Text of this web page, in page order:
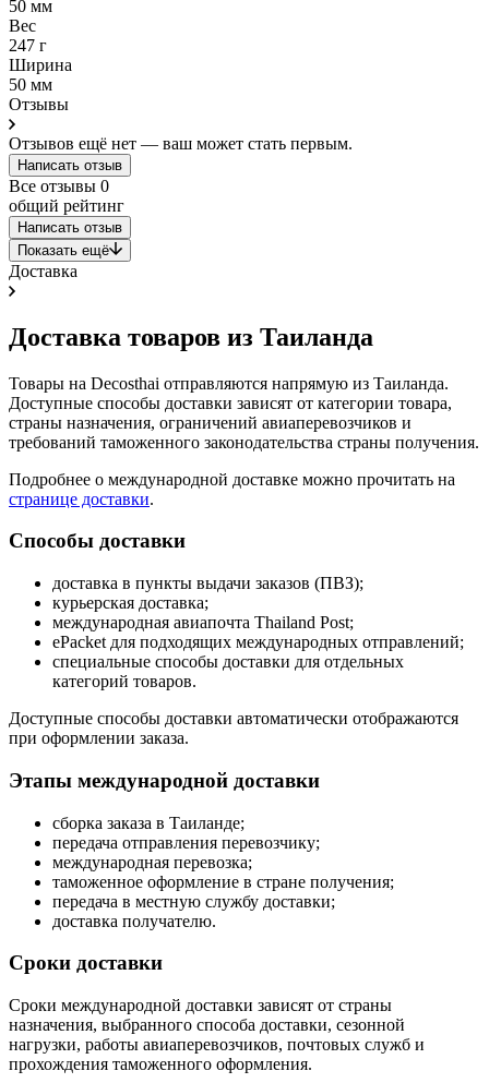
50 мм
Вес
247 г
Ширина
50 мм
Отзывы
Отзывов ещё нет — ваш может стать первым.
Написать отзыв
Все отзывы 0
общий рейтинг
Написать отзыв
Показать ещё
Доставка
Доставка товаров из Таиланда
Товары на Decosthai отправляются напрямую из Таиланда.
Доступные способы доставки зависят от категории товара,
страны назначения, ограничений авиаперевозчиков и
требований таможенного законодательства страны получения.
Подробнее о международной доставке можно прочитать на
странице доставки.
Способы доставки
доставка в пункты выдачи заказов (ПВЗ);
курьерская доставка;
международная авиапочта Thailand Post;
ePacket для подходящих международных отправлений;
специальные способы доставки для отдельных
категорий товаров.
Доступные способы доставки автоматически отображаются
при оформлении заказа.
Этапы международной доставки
сборка заказа в Таиланде;
передача отправления перевозчику;
международная перевозка;
таможенное оформление в стране получения;
передача в местную службу доставки;
доставка получателю.
Сроки доставки
Сроки международной доставки зависят от страны
назначения, выбранного способа доставки, сезонной
нагрузки, работы авиаперевозчиков, почтовых служб и
прохождения таможенного оформления.